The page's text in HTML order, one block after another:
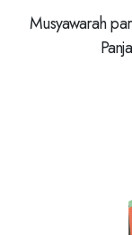
Musyawarah